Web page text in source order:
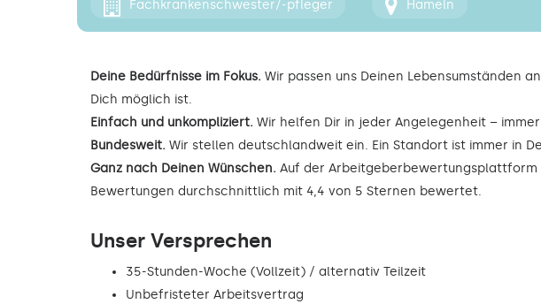
Fachkrankenschwester/-pfleger Hameln
Deine Bedürfnisse im Fokus. Wir passen uns Deinen Lebensumständen
Dich möglich ist.
Einfach und unkompliziert. Wir helfen Dir in jeder Angelegenheit –
Bundesweit. Wir stellen deutschlandweit ein. Ein Standort ist immer in
Ganz nach Deinen Wünschen. Auf der Arbeitgeberbewertungsplattform
Bewertungen durchschnittlich mit 4,4 von 5 Sternen bewertet.
Unser Versprechen
35-Stunden-Woche (Vollzeit) / alternativ Teilzeit
Unbefristeter Arbeitsvertrag